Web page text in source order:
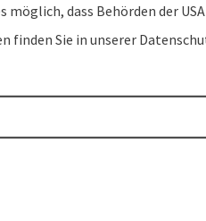
möglich, dass Behörden der
finden Sie in unserer